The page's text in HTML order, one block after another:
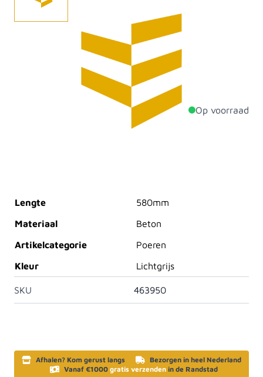
Betonpoer facetrand 200x200 /200x220 nn, h 580
mm wit/grijs.Om een paal op de poer te kunnen
bevestigen, raden we u aan om
een hoogteverstelling mee te bestellen.
Op voorraad
Lengte
580mm
Materiaal
Beton
Artikelcategorie
Poeren
Kleur
Lichtgrijs
SKU 463950
Afhalen? Kom gerust langs
Bezorgen in heel Nederland
Vanaf €1000 gratis verzenden in de Randstad